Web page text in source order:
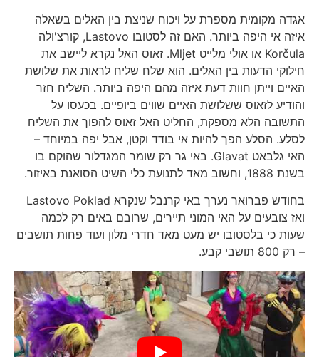
אגדה מקומית מספרת על ויכוח שניצת בין האלים בשאלה
איזה אי היפה ביותר. האם זה לסטובו Lastovo, קורצ'ולה
Korčula או אולי מלייט Mljet. זאוס האל נקרא ליישב את
חילוקי הדעות בין האלים. הוא שלח שליח לראות את שלושת
האיים וייתן חוות דעת איזה מהם היפה ביותר. השליח חזר
והודיע לזאוס ששלושת האיים שווים ביופיים. בכעסו על
התשובה הלא מספקת, החליט האל זאוס להפוך את השליח
לסלע. הסלע הפך להיות אי בודד וקטן, אבל יפה במיוחד –
האי גלבאט Glavat. באי גר רק שומר המגדלור שהוקם בו
בשנת 1888, וחשוב מאד לתנועת כלי השיט הסואנת באיזור.
בחודש פברואר נערך באי קרנבל שנקרא Lastovo Poklad
ואז צובעים על האי המוני תיירים, שרובם באים רק לכמה
שעות כי בלסטובו יש מעט מאד חדרי מלון ועוד פחות תושבים
– רק 800 תושבי קבע.